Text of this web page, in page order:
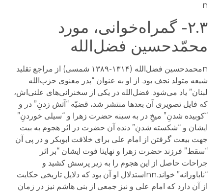
n
۲.۳- گمراه‌خوانی، مورد
محمّدحسین فضل‌الله
nمحمدحسین فضل‌الله (۱۳۱۴-۱۳۸۹ شمسی) از مراجع تقلید
شیعه متولد نجف بود. از او به عنوان “پدر معنوی حزب‌الله
لبنان” یاد می‌شود. فضل‌الله در یکی از سخنرانی‌های علنی‌اش،
که فایل تصویری آن بعدها منتشر شد، قضیّه “آتش زدنِ” در و
“کوبیده شدنِ” میخِ در به سینه حضرت زهرا و “سیلی خوردنِ”
ایشان و “شکسته شدنِ” دنده آن حضرت در اثر هجوم به بیت‌
جهت بیعت گرفتن از امام علی برای خلافت ابوبکر و در پی آن
“سقط” فرزند حضرت زهرا و نهایتا فوت ایشان “بر اثر
جراحات حاصل از این هجوم را به زیر پرسش کشید و
“ناباورانه” خواند.nnاستدلال او آن بود که دلایل تاریخی حکایت
از آن دارد که امام علی و نیز جمعی از بنی هاشم نیز در زمان